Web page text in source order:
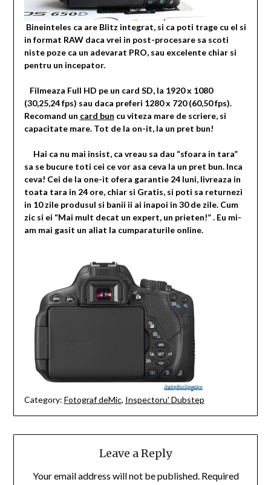
Bineinteles ca are Blitz integrat, si ca poti trage cu el si
in format RAW daca vrei in post-procesare sa scoti
niste poze ca un adevarat PRO, sau excelente chiar si
pentru un incepator.
Filmeaza Full HD pe un card SD, la 1920 x 1080
(30,25,24 fps) sau daca preferi 1280 x 720 (60,50 fps).
Recomand un card bun cu viteza mare de scriere, si
capacitate mare. Tot de la on-it, la un pret bun!
Hai ca nu mai insist, ca vreau sa dau “sfoara in tara”
sa se bucure toti cei ce vor asa ceva la un pret bun. Inca
ceva! Cei de la one-it ofera garantie 24 luni, livreaza in
toata tara in 24 ore, chiar si Gratis, si poti sa returnezi
in 10 zile produsul si banii ii ai inapoi in 30 de zile. Cum
zic si ei “Mai mult decat un expert, un prieten!” . Eu mi-
am mai gasit un aliat la cumparaturile online.
Category: Fotograf deMic, Inspectoru' Dubstep
Leave a Reply
Your email address will not be published. Required